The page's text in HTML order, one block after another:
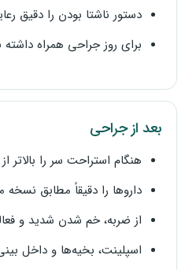
دستور ناشتا بودن را دقیق
برای روز جراحی همراه داشته
بعد از جراحی
هنگام استراحت سر را بالاتر
داروها را دقیقاً مطابق
از ضربه، خم شدن شدید و
اسپلینت، بخیه‌ها و داخل